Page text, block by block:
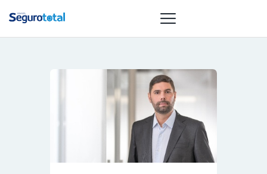
NOTÍCIAS
REVISTA
ESPECIAIS
GAIVOTA DE